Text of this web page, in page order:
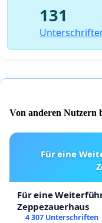
131
Von anderen Nutzern
Für eine
Für eine
Zeppezauerhaus
4 307 Unterschriften